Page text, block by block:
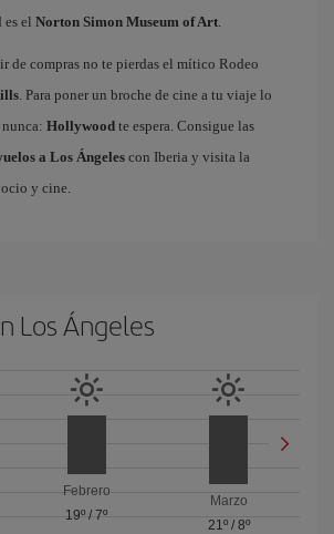
es el Norton Simon Museum of Art.
de compras no te pierdas el mítico Rodeo
. Para poner un broche de cine a tu viaje lo
Hollywood te espera. Consigue las
a Los Ángeles con Iberia y visita la
y cine.
Los Ángeles
Febrero
19º / 7º
Marzo
21º/ 8º